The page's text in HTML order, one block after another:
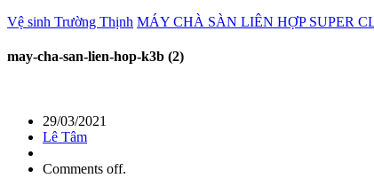
Vệ sinh Trường Thịnh MÁY CHÀ SÀN LIÊN HỢP SUPER
may-cha-san-lien-hop-k3b (2)
29/03/2021
Lê Tâm
Comments off.